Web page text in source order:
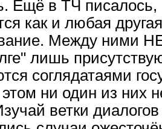
Ещё в ТЧ писалось,
как и любая
Между ними
лишь
соглядатаями
ни один из них
ветки